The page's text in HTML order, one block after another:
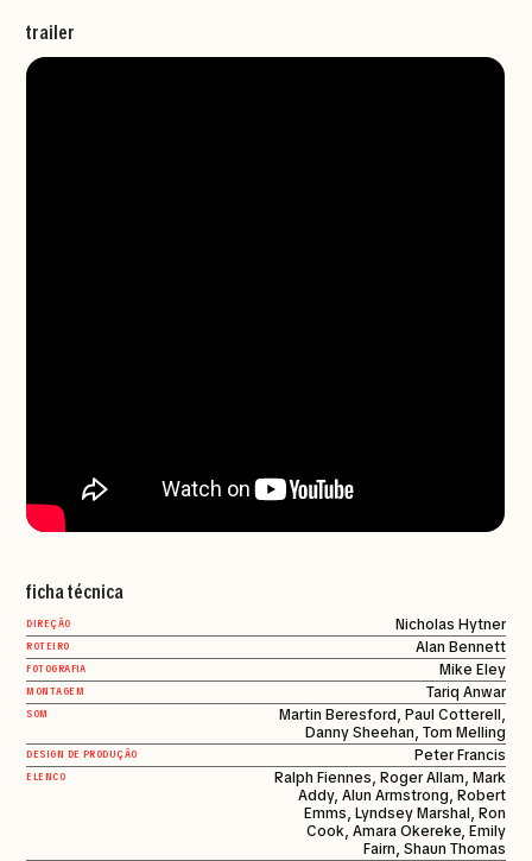
trailer
ficha técnica
DIREÇÃO Nicholas Hytner
ROTEIRO Alan Bennett
FOTOGRAFIA Mike Eley
MONTAGEM Tariq Anwar
SOM
Martin Beresford, Paul Cotterell,
Danny Sheehan, Tom Melling
DESIGN DE PRODUÇÃO Peter Francis
ELENCO
Ralph Fiennes, Roger Allam, Mark
Addy, Alun Armstrong, Robert
Emms, Lyndsey Marshal, Ron
Cook, Amara Okereke, Emily
Fairn, Shaun Thomas